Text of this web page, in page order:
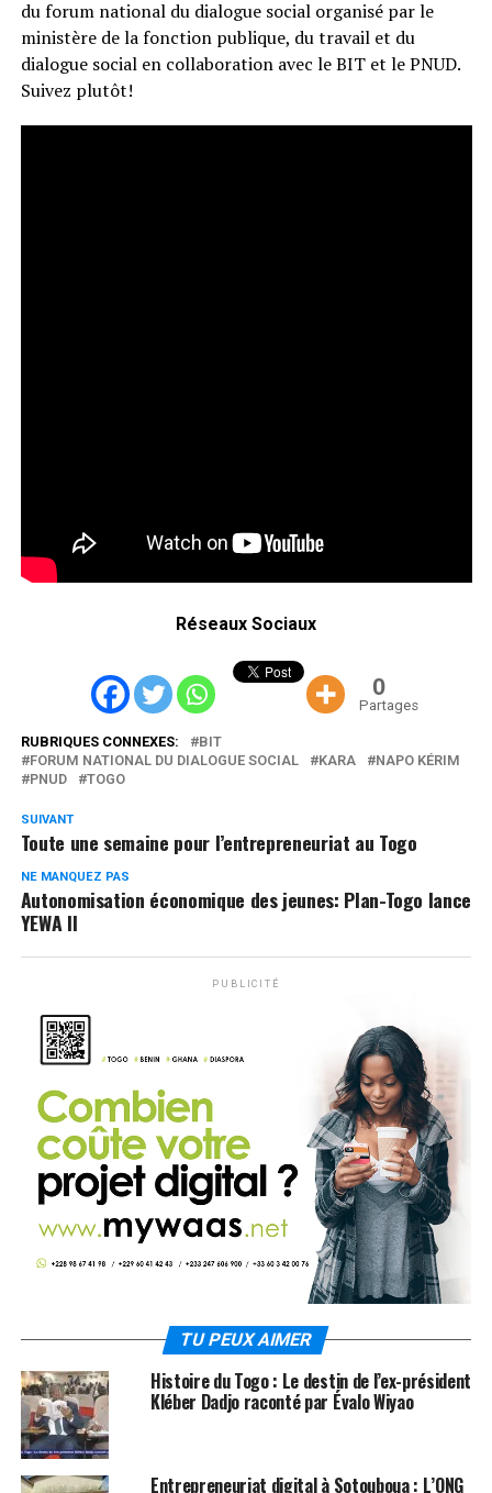
du forum national du dialogue social organisé par le
ministère de la fonction publique, du travail et du
dialogue social en collaboration avec le BIT et le PNUD.
Suivez plutôt!
Réseaux Sociaux
0
Partages
RUBRIQUES CONNEXES:
BIT
FORUM NATIONAL DU DIALOGUE SOCIAL
KARA
NAPO KÉRIM
PNUD
TOGO
SUIVANT
Toute une semaine pour l’entrepreneuriat au Togo
NE MANQUEZ PAS
Autonomisation économique des jeunes: Plan-Togo lance
YEWA II
PUBLICITÉ
TU PEUX AIMER
Histoire du Togo : Le destin de l’ex-président
Kléber Dadjo raconté par Évalo Wiyao
Entrepreneuriat digital à Sotouboua : L’ONG